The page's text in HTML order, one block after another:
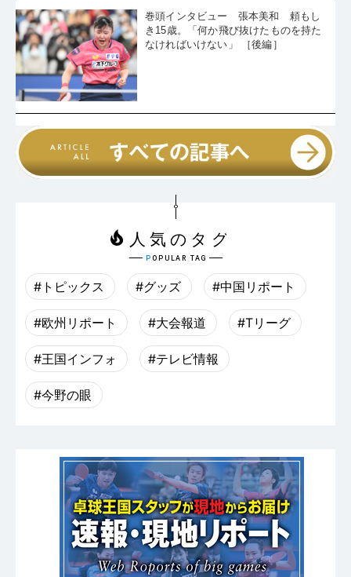
巻頭インタビュー 張本美和 頼もし
き15歳。「何か飛び抜けたものを持た
なければいけない」 ［後編］
#トピックス #グッズ #中国リポート
#欧州リポート #大会報道 #Tリーグ
#王国インフォ #テレビ情報
#今野の眼